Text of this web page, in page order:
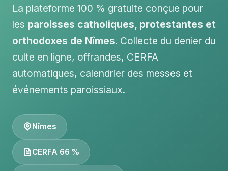
La plateforme 100 % gratuite conçue pour
les paroisses catholiques, protestantes et
orthodoxes de Nîmes. Collecte du denier du
culte en ligne, offrandes, CERFA
automatiques, calendrier des messes et
événements paroissiaux.
Nîmes
CERFA 66 %